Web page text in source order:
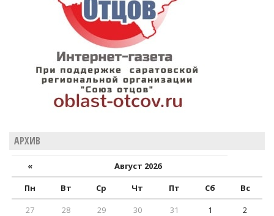
АРХИВ
«
Август 2026
Пн
Вт Ср Чт Пт Сб
Вс
27
28 29 30 31 1
2